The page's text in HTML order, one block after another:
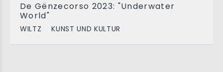
De Gënzecorso 2023: "Underwater
World"
WILTZ KUNST UND KULTUR